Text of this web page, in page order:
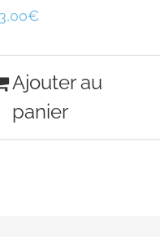
€
Ajouter au
panier